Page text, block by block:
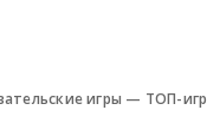
игры — ТОП-